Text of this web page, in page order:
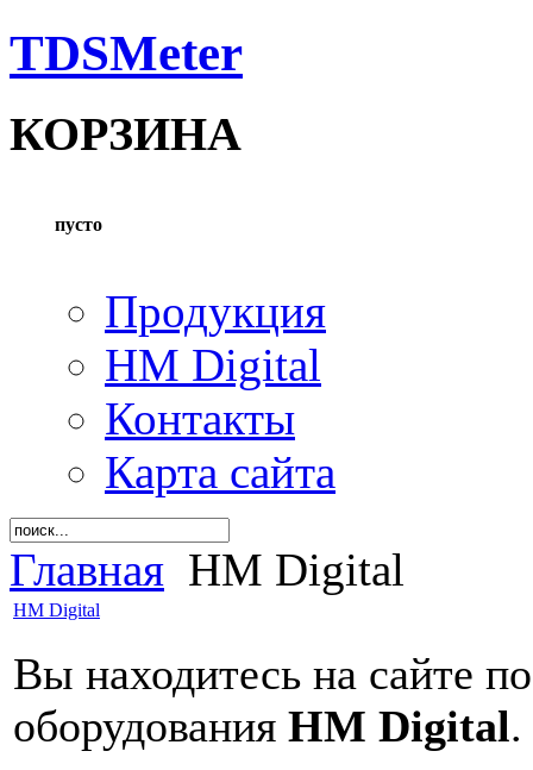
TDSMeter
КОРЗИНА
пусто
Продукция
HM Digital
Контакты
Карта сайта
Главная HM Digital
HM Digital
Вы находитесь на сайте
оборудования HM Digital.